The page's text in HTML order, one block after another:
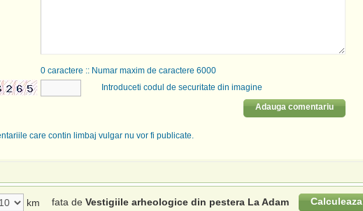
0caractere :: Numar maxim de caractere 6000
Introduceti codul de securitate din imagine
Adauga comentariu
care contin limbaj vulgar nu vor fi publicate.
km fata de Vestigiile arheologice din pestera La Adam Calculeaza